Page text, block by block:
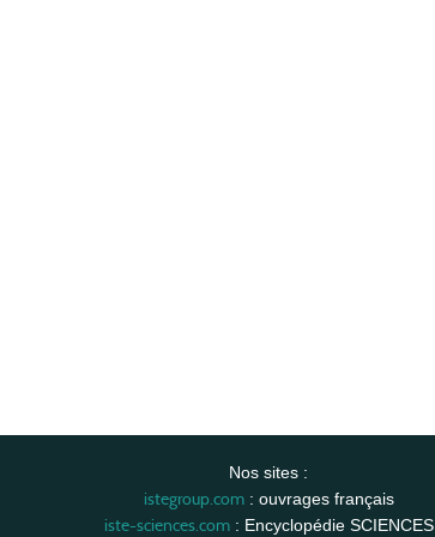
Nos sites :
istegroup.com: ouvrages français
iste-sciences.com: Encyclopédie SCIENCES